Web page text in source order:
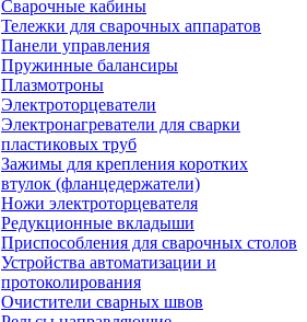
Сварочные кабины
Тележки для сварочных аппаратов
Панели управления
Пружинные балансиры
Плазмотроны
Электроторцеватели
Электронагреватели для сварки
пластиковых труб
Зажимы для крепления коротких
втулок (фланцедержатели)
Ножи электроторцевателя
Редукционные вкладыши
Приспособления для сварочных столов
Устройства автоматизации и
протоколирования
Очистители сварных швов